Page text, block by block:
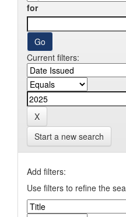
for
Current filters:
Start a new search
Add filters:
Use filters to refine the